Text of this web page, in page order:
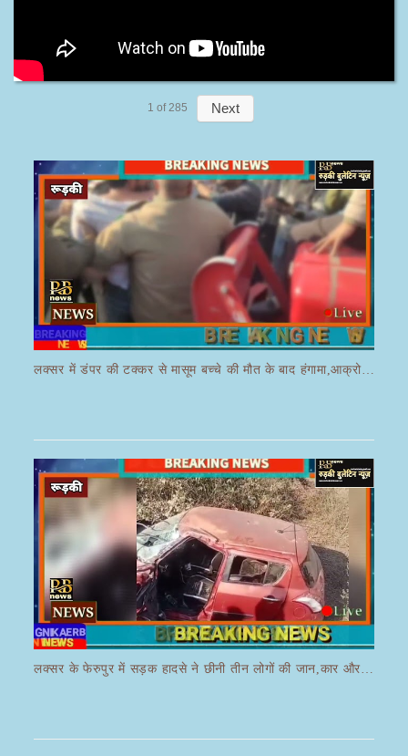
1 of 285 Next
लक्सर में डंपर की टक्कर से मासूम बच्चे की मौत के बाद हंगामा,आक्रोशित भीड़ ने डंपर चालक की करी पिटाई